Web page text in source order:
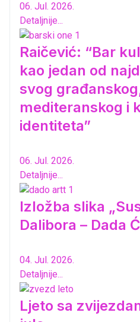
06. Jul. 2026.
Detaljnije...
Raičević: “Bar
kao jedan od
svog
mediteranskog i
identiteta”
06. Jul. 2026.
Detaljnije...
Izložba slika
Dalibora – Dada
04. Jul. 2026.
Detaljnije...
Ljeto sa